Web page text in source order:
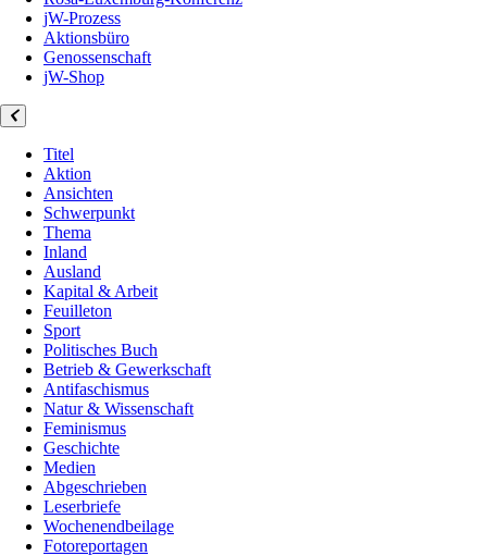
jW-Prozess
Aktionsbüro
Genossenschaft
jW-Shop
Titel
Aktion
Ansichten
Schwerpunkt
Thema
Inland
Ausland
Kapital & Arbeit
Feuilleton
Sport
Politisches Buch
Betrieb & Gewerkschaft
Antifaschismus
Natur & Wissenschaft
Feminismus
Geschichte
Medien
Abgeschrieben
Leserbriefe
Wochenendbeilage
Fotoreportagen